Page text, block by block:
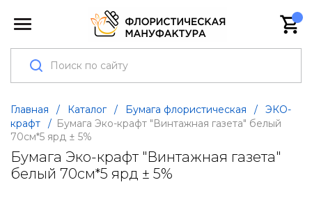
Главная / Каталог / Бумага флористическая /
ЭКО-
крафт
/ Бумага Эко-крафт "Винтажная газета" белый
70см*5 ярд ± 5%
Бумага Эко-крафт "Винтажная газета"
белый 70см*5 ярд ± 5%